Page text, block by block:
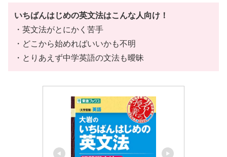
いちばんはじめの英文法はこんな人向け！
・英文法がとにかく苦手
・どこから始めればいいかも不明
・とりあえず中学英語の文法も曖昧